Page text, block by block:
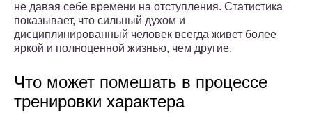
не давая себе времени на отступления. Статистика
показывает, что сильный духом и
дисциплинированный человек всегда живет более
яркой и полноценной жизнью, чем другие.
Что может помешать в процессе
тренировки характера